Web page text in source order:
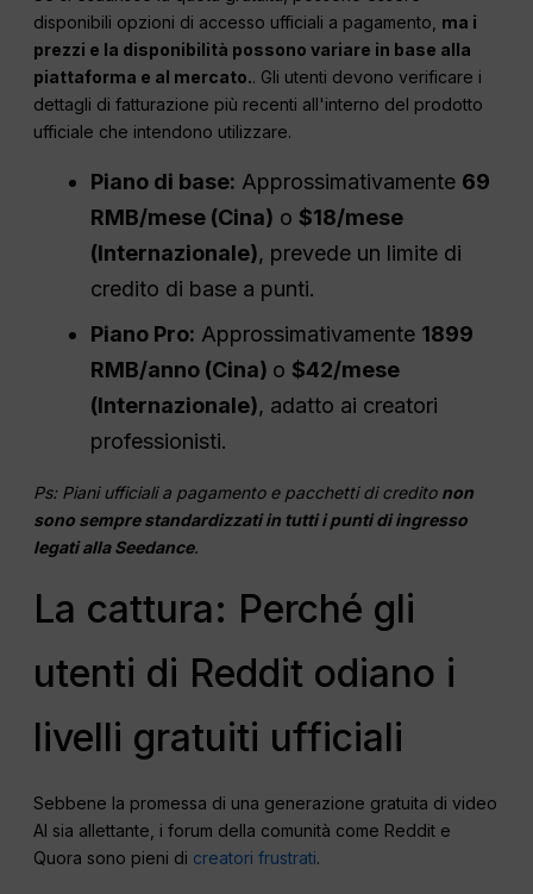
disponibili opzioni di accesso ufficiali a pagamento, ma i
prezzi e la disponibilità possono variare in base alla
piattaforma e al mercato.. Gli utenti devono verificare i
dettagli di fatturazione più recenti all'interno del prodotto
ufficiale che intendono utilizzare.
Piano di base: Approssimativamente 69
RMB/mese (Cina) o$18/mese
(Internazionale), prevede un limite di
credito di base a punti.
Piano Pro: Approssimativamente 1899
RMB/anno (Cina) o$42/mese
(Internazionale), adatto ai creatori
professionisti.
Ps: Piani ufficiali a pagamento e pacchetti di credito non
sono sempre standardizzati in tutti i punti di ingresso
legati alla Seedance.
La cattura: Perché gli
utenti di Reddit odiano i
livelli gratuiti ufficiali
Sebbene la promessa di una generazione gratuita di video
AI sia allettante, i forum della comunità come Reddit e
Quora sono pieni di creatori frustrati.